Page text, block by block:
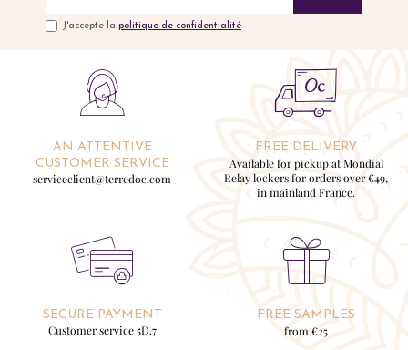
J'accepte la politique de confidentialité
AN ATTENTIVE
CUSTOMER SERVICE
serviceclient@terredoc.com
FREE DELIVERY
Available for pickup at Mondial
Relay lockers for orders over €49,
in mainland France.
SECURE PAYMENT
Customer service 5D.7
FREE SAMPLES
from €25